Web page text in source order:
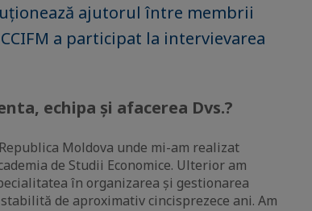
ajutorul între membrii
a participat la intervievarea
echipa și afacerea Dvs.?
Moldova unde mi-am realizat
de Studii Economice. Ulterior am
în organizarea și gestionarea
de aproximativ cincisprezece ani. Am